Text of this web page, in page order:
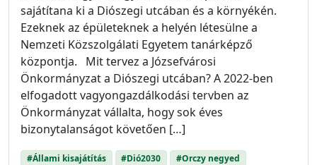
sajátítana ki a Diószegi utcában és a környékén.
Ezeknek az épületeknek a helyén létesülne a
Nemzeti Közszolgálati Egyetem tanárképző
központja. Mit tervez a Józsefvárosi
Önkormányzat a Diószegi utcában? A 2022-ben
elfogadott vagyongazdálkodási tervben az
Önkormányzat vállalta, hogy sok éves
bizonytalanságot követően […]
#Állami kisajátítás #Dió2030
#Orczy negyed